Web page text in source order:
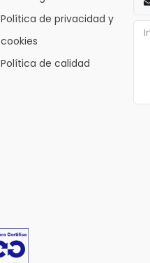
Política de privacidad y
cookies
Política de calidad